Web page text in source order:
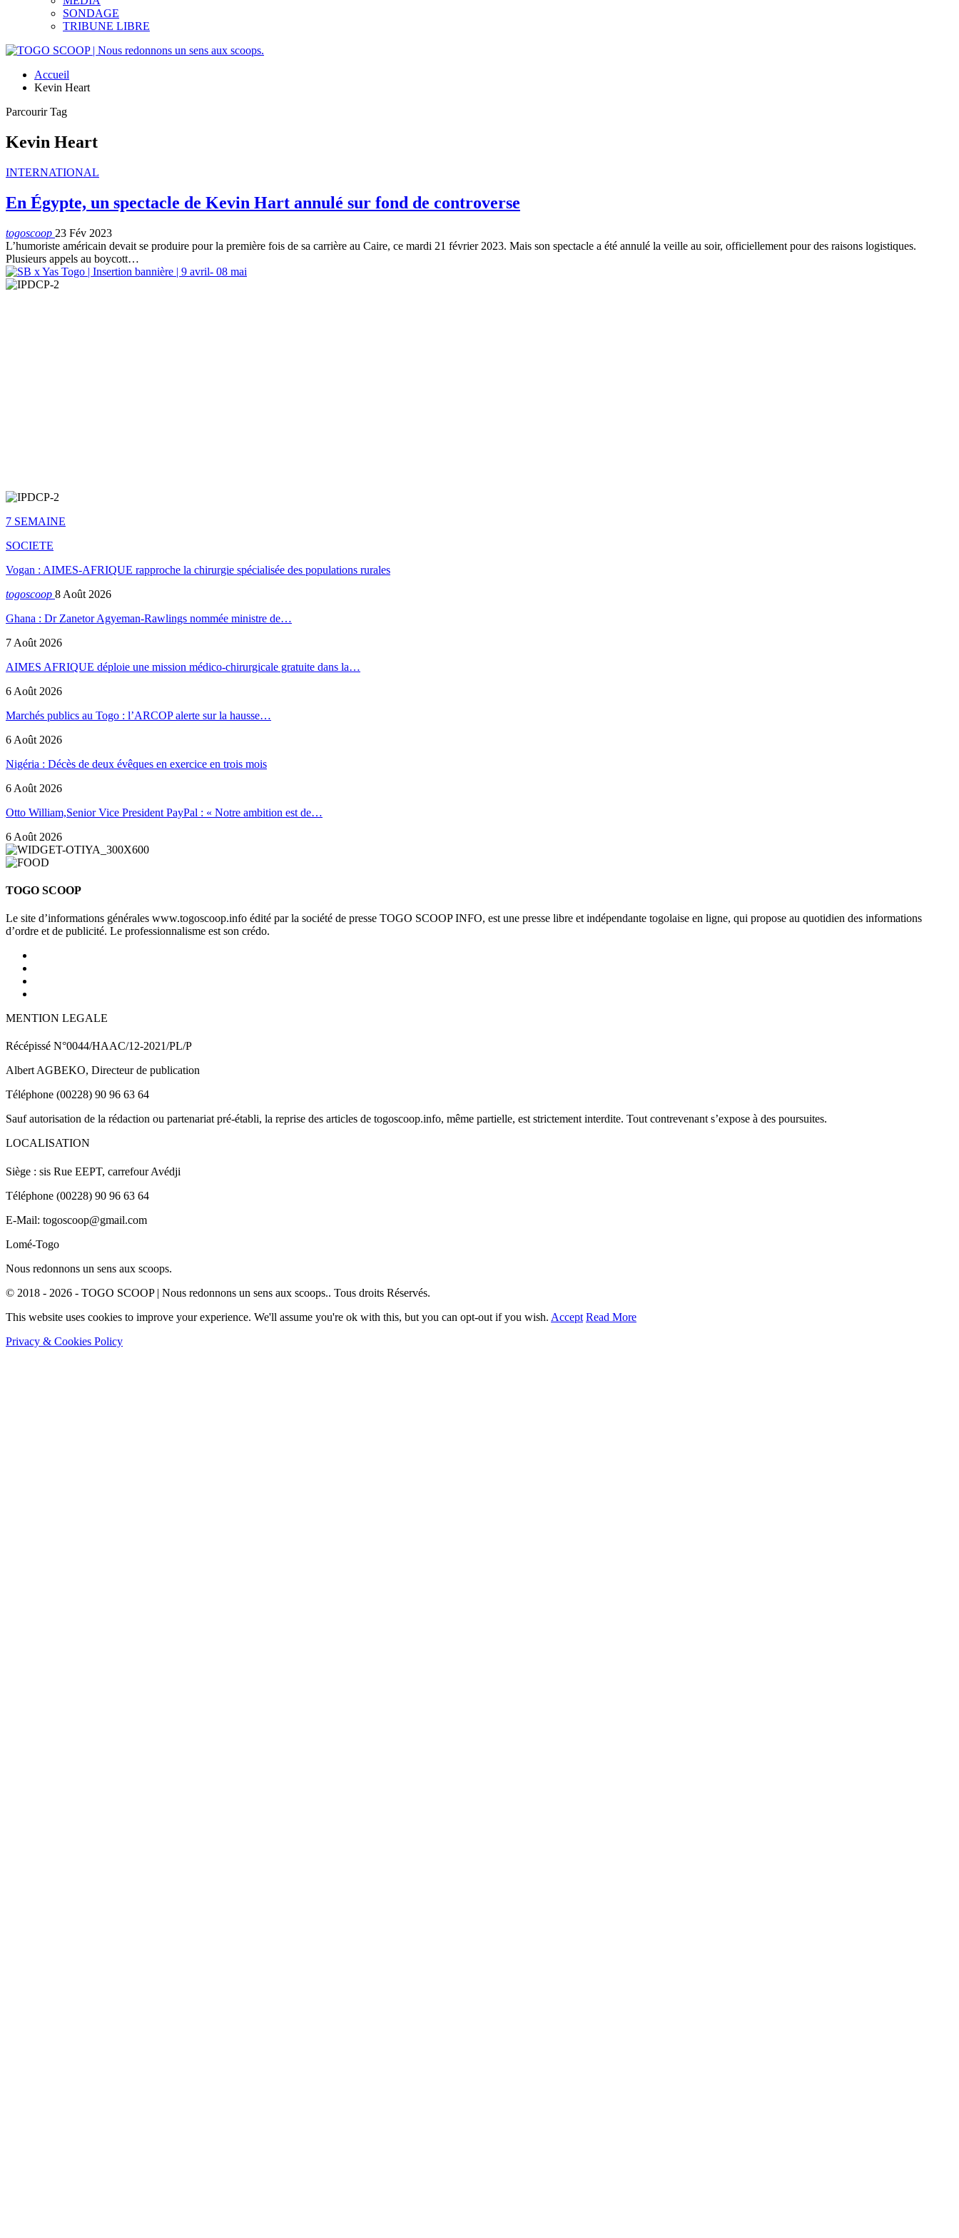
SONDAGE
TRIBUNE LIBRE
Accueil
Kevin Heart
Parcourir Tag
Kevin Heart
INTERNATIONAL
En Égypte, un spectacle de Kevin Hart annulé sur fond de controverse
togoscoop 23 Fév 2023
L’humoriste américain devait se produire pour la première fois de sa carrière au Caire, ce mardi 21 février 2023. Mais son spectacle a été annulé la veille au soir, officiellement pour des raisons logistiques.
Plusieurs appels au boycott…
7 SEMAINE
SOCIETE
Vogan : AIMES-AFRIQUE rapproche la chirurgie spécialisée des populations rurales
togoscoop 8 Août 2026
Ghana : Dr Zanetor Agyeman-Rawlings nommée ministre de…
7 Août 2026
AIMES AFRIQUE déploie une mission médico-chirurgicale gratuite dans la…
6 Août 2026
Marchés publics au Togo : l’ARCOP alerte sur la hausse…
6 Août 2026
Nigéria : Décès de deux évêques en exercice en trois mois
6 Août 2026
Otto William,Senior Vice President PayPal : « Notre ambition est de…
6 Août 2026
TOGO SCOOP
Le site d’informations générales www.togoscoop.info édité par la société de presse TOGO SCOOP INFO, est une presse libre et indépendante togolaise en ligne, qui propose au quotidien des informations
d’ordre et de publicité. Le professionnalisme est son crédo.
MENTION LEGALE
Récépissé N°0044/HAAC/12-2021/PL/P
Albert AGBEKO, Directeur de publication
Téléphone (00228) 90 96 63 64
Sauf autorisation de la rédaction ou partenariat pré-établi, la reprise des articles de togoscoop.info, même partielle, est strictement interdite. Tout contrevenant s’expose à des poursuites.
LOCALISATION
Siège : sis Rue EEPT, carrefour Avédji
Téléphone (00228) 90 96 63 64
E-Mail: togoscoop@gmail.com
Lomé-Togo
Nous redonnons un sens aux scoops.
© 2018 - 2026 - TOGO SCOOP | Nous redonnons un sens aux scoops.. Tous droits Réservés.
This website uses cookies to improve your experience. We'll assume you're ok with this, but you can opt-out if you wish. Accept Read More
Privacy & Cookies Policy